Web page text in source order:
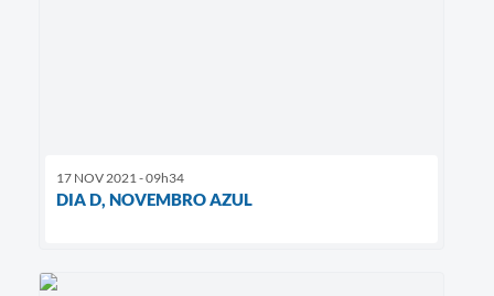
17 NOV 2021 - 09h34
DIA D, NOVEMBRO AZUL